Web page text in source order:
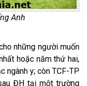
Anh
những người muốn
hoặc năm thứ hai,
ngành y; còn TCF-TP
ĐH tại một trường